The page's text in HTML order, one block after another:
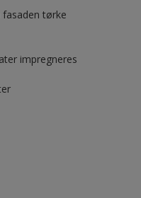
fasaden tørke
impregneres